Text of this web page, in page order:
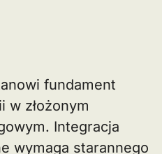
w złożonym
Integracja
wymaga starannego